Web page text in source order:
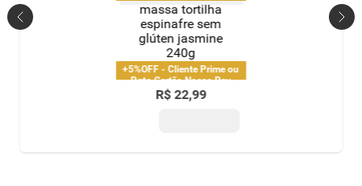
massa tortilha
espinafre sem
glúten jasmine
240g
+5%OFF - Cliente Prime ou
Pgto Cartão Nosso Pay
R$ 22,99